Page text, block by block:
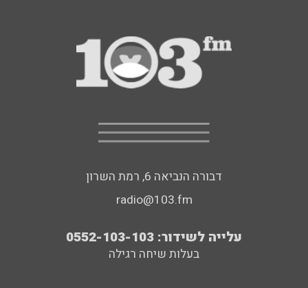
דבורה הנביאה 6, רמת השרון
radio@103.fm
עלייה לשידור: 0552-103-103
בעלות שיחה רגילה